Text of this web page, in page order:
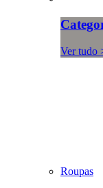
Ver tudo
Roupas